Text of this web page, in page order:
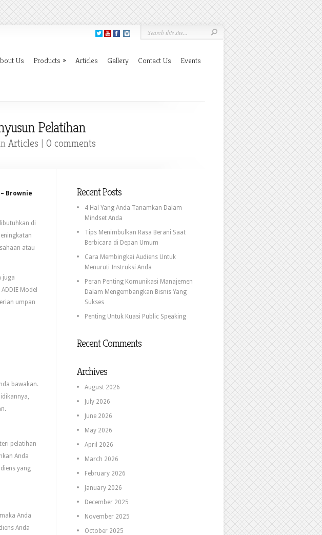
Us Products » Articles Gallery Contact Us Events
Pelatihan
Articles | 0 comments
Brownie
di
atau
juga
Model
umpan
bawakan.
pelatihan
Anda
yang
Anda
Anda
Recent Posts
4 Hal Yang Anda Tanamkan Dalam
Mindset Anda
Tips Menimbulkan Rasa Berani Saat
Berbicara di Depan Umum
Cara Membingkai Audiens Untuk
Menuruti Instruksi Anda
Peran Penting Komunikasi Manajemen
Dalam Mengembangkan Bisnis Yang
Sukses
Penting Untuk Kuasi Public Speaking
Recent Comments
Archives
August 2026
July 2026
June 2026
May 2026
April 2026
March 2026
February 2026
January 2026
December 2025
November 2025
October 2025